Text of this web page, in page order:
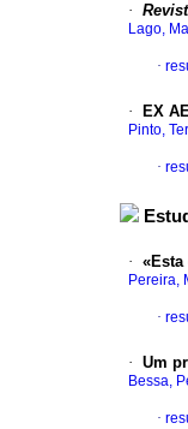
·
Lago,
·
· EX
Pinto,
·
· «Esta
Pereira,
·
· Um
Bessa,
·